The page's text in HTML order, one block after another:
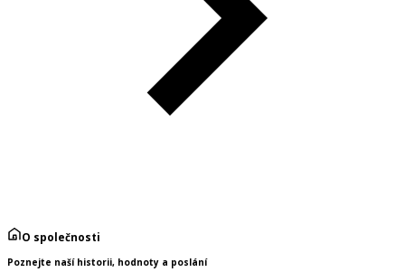
O společnosti
Poznejte naší historii, hodnoty a poslání